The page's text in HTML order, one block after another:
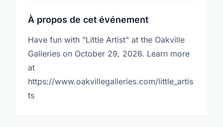
À propos de cet événement
Have fun with "Little Artist" at the Oakville
Galleries on October 29, 2026. Learn more
at
https://www.oakvillegalleries.com/little_artis
ts